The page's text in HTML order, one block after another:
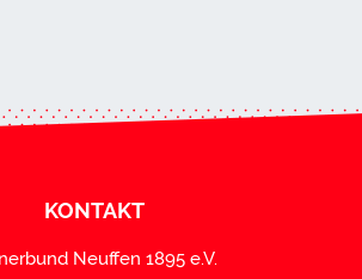
KONTAKT
Neuffen 1895 e.V.